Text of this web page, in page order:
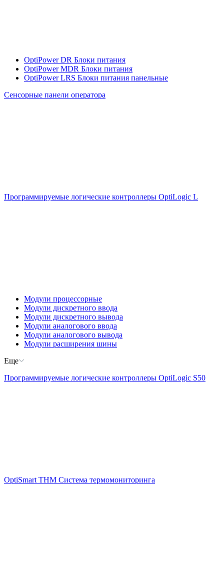
OptiPower DR Блоки питания
OptiPower MDR Блоки питания
OptiPower LRS Блоки питания панельные
Сенсорные панели оператора
Программируемые логические контроллеры OptiLogic L
Модули процессорные
Модули дискретного ввода
Модули дискретного вывода
Модули аналогового ввода
Модули аналогового вывода
Модули расширения шины
Еще
Программируемые логические контроллеры OptiLogic S50
OptiSmart THM Система термомониторинга